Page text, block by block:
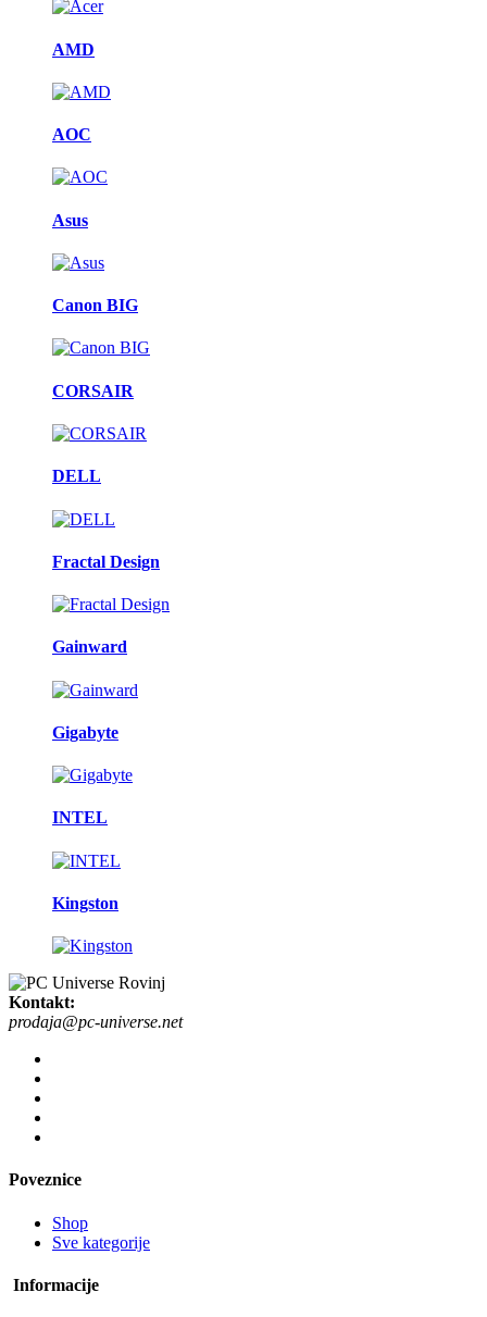
AMD
AOC
Asus
Canon BIG
CORSAIR
DELL
Fractal Design
Gainward
Gigabyte
INTEL
Kingston
Kontakt:
prodaja@pc-universe.net
Poveznice
Shop
Sve kategorije
Informacije